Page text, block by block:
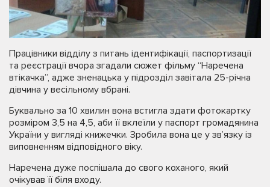
Працівники відділу з питань ідентифікації, паспортизації
та реєстрації вчора згадали сюжет фільму “Наречена
втікачка”, адже зненацька у підрозділ завітала 25-річна
дівчина у весільному вбрані.
Буквально за 10 хвилин вона встигла здати фотокартку
розміром 3,5 на 4,5, аби її вклеїли у паспорт громадянина
України у вигляді книжечки. Зробила вона це у зв’язку із
виповненням відповідного віку.
Наречена дуже поспішала до свого коханого, який
очікував її біля входу.